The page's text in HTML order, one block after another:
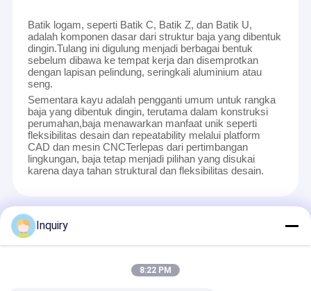
Batik logam, seperti Batik C, Batik Z, dan Batik U,
adalah komponen dasar dari struktur baja yang dibentuk
dingin.Tulang ini digulung menjadi berbagai bentuk
sebelum dibawa ke tempat kerja dan disemprotkan
dengan lapisan pelindung, seringkali aluminium atau
seng.
Sementara kayu adalah pengganti umum untuk rangka
baja yang dibentuk dingin, terutama dalam konstruksi
perumahan,baja menawarkan manfaat unik seperti
fleksibilitas desain dan repeatability melalui platform
CAD dan mesin CNCTerlepas dari pertimbangan
lingkungan, baja tetap menjadi pilihan yang disukai
karena daya tahan struktural dan fleksibilitas desain.
Produk Yang Direkomendasikan
Inquiry
8:22 PM